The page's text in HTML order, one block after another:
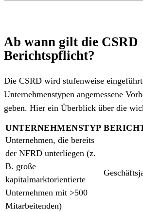
Ab wann gilt die CSRD
Berichtspflicht?
Die CSRD wird stufenweise
Unternehmenstypen angemessene
geben. Hier ein Überblick über die
UNTERNEHMENSTYP
Unternehmen, die bereits
der NFRD unterliegen (z.
B. große
kapitalmarktorientierte
Unternehmen mit >500
Mitarbeitenden)